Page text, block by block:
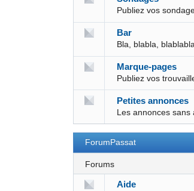
Publiez vos
Bar
Bla, blabla,
Marque-pages
Publiez vos
Petites annonces
Les annonces sans
ForumPassat
Forums
Aide